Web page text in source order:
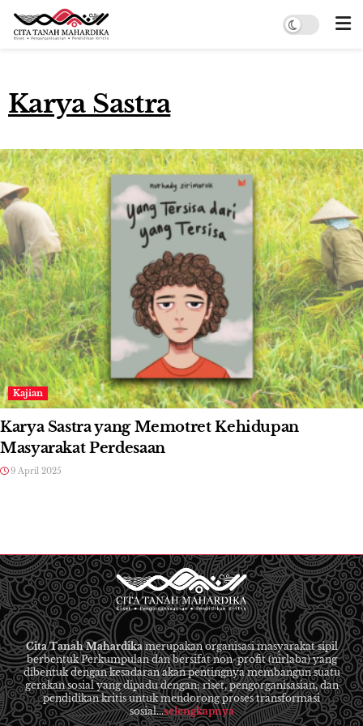
Karya Sastra
Kajian
Karya Sastra yang Memotret Kehidupan
Masyarakat Perdesaan
9 April 2025
Cita Tanah Mahardikamerupakan organisasi masyarakat sipil
berbentuk Perkumpulan dan bersifat non-profit (nirlaba) yang
dibentuk dengan kesadaran akan pentingnya membangun suatu
gerakan sosial yang dipadu dengan; riset, pengorganisasian, dan
pendidikan kritis untuk mendorong proses transformasi
sosial...selengkapnya